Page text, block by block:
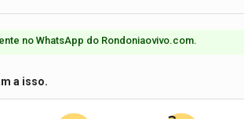
no WhatsApp do Rondoniaovivo.com.​
a isso.